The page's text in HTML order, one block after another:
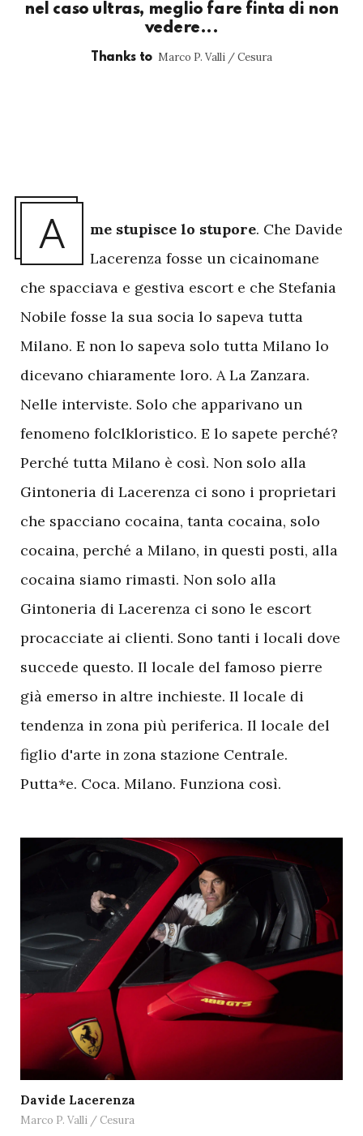
nel caso ultras, meglio fare finta di non
vedere...
Thanks to Marco P. Valli / Cesura
A me stupisce lo stupore. Che Davide
Lacerenza fosse un cicainomane
che spacciava e gestiva escort e che Stefania
Nobile fosse la sua socia lo sapeva tutta
Milano. E non lo sapeva solo tutta Milano lo
dicevano chiaramente loro. A La Zanzara.
Nelle interviste. Solo che apparivano un
fenomeno folclkloristico. E lo sapete perché?
Perché tutta Milano è così. Non solo alla
Gintoneria di Lacerenza ci sono i proprietari
che spacciano cocaina, tanta cocaina, solo
cocaina, perché a Milano, in questi posti, alla
cocaina siamo rimasti. Non solo alla
Gintoneria di Lacerenza ci sono le escort
procacciate ai clienti. Sono tanti i locali dove
succede questo. Il locale del famoso pierre
già emerso in altre inchieste. Il locale di
tendenza in zona più periferica. Il locale del
figlio d'arte in zona stazione Centrale.
Putta*e. Coca. Milano. Funziona così.
Davide Lacerenza
Marco P. Valli / Cesura